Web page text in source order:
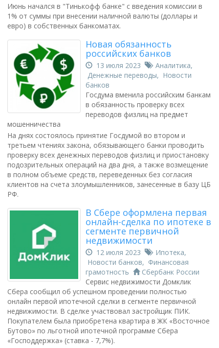
Июнь начался в "Тинькофф банке" с введения комиссии в
1% от суммы при внесении наличной валюты (доллары и
евро) в собственных банкоматах.
Новая обязанность
российских банков
13 июля 2023 Аналитика,
Денежные переводы, Новости
банков
Госдума вменила российским банкам
в обязанность проверку всех
переводов физлиц на предмет
мошенничества
На днях состоялось принятие Госдумой во втором и
третьем чтениях закона, обязывающего банки проводить
проверку всех денежных переводов физлиц и приостановку
подозрительных операций на два дня, а также возмещение
в полном объеме средств, переведенных без согласия
клиентов на счета злоумышленников, занесенные в базу ЦБ
РФ.
В Сбере оформлена первая
онлайн-сделка по ипотеке в
сегменте первичной
недвижимости
12 июля 2023 Ипотека,
Новости банков, Финансовая
грамотность
Сбербанк России
Сервис недвижимости Домклик
Сбера сообщил об успешном проведении полностью
онлайн первой ипотечной сделки в сегменте первичной
недвижимости. В сделке участвовал застройщик ПИК.
Покупателем была приобретена квартира в ЖК «Восточное
Бутово» по льготной ипотечной программе Сбера
«Господдержка» (ставка - 7,7%).